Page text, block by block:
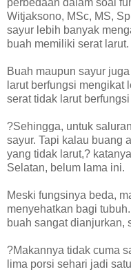
perbedaan dalam soal
Witjaksono, MSc, MS,
sayur lebih banyak
buah memiliki serat larut.
Buah maupun sayur
larut berfungsi mengikat
serat tidak larut
?Sehingga, untuk
sayur. Tapi kalau buang
yang tidak larut,?
Selatan, belum lama ini.
Meski fungsinya beda,
menyehatkan bagi
buah sangat dianjurkan,
?Makannya tidak cuma
lima porsi sehari jadi